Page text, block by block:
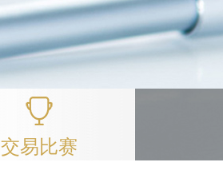
交易比赛